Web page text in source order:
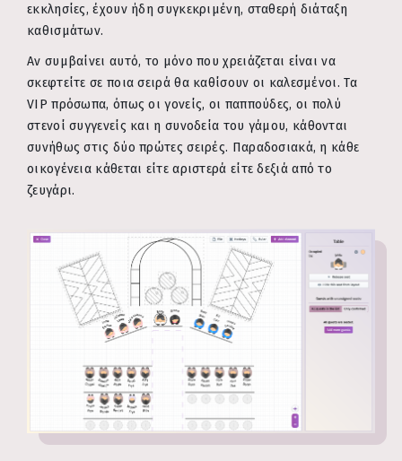
εκκλησίες, έχουν ήδη συγκεκριμένη, σταθερή διάταξη
καθισμάτων.
Αν συμβαίνει αυτό, το μόνο που χρειάζεται είναι να
σκεφτείτε σε ποια σειρά θα καθίσουν οι καλεσμένοι. Τα
VIP πρόσωπα, όπως οι γονείς, οι παππούδες, οι πολύ
στενοί συγγενείς και η συνοδεία του γάμου, κάθονται
συνήθως στις δύο πρώτες σειρές. Παραδοσιακά, η κάθε
οικογένεια κάθεται είτε αριστερά είτε δεξιά από το
ζευγάρι.